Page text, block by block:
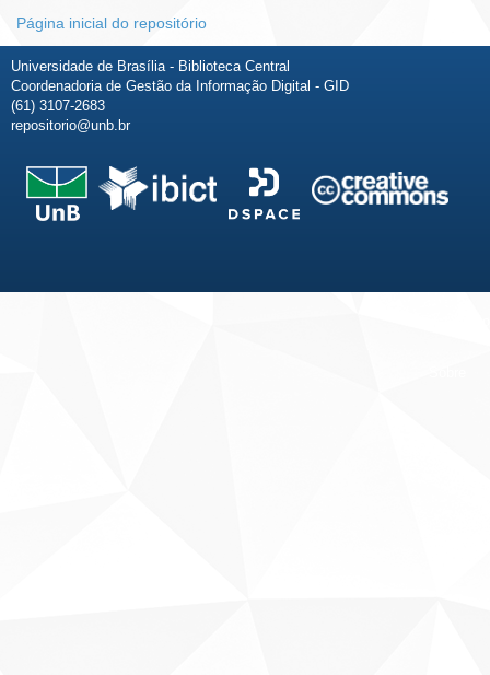
Página inicial do repositório
Universidade de Brasília - Biblioteca Central
Coordenadoria de Gestão da Informação Digital - GID
(61) 3107-2683
repositorio@unb.br